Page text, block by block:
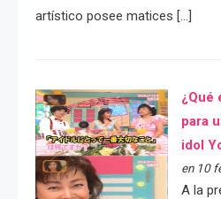
artístico posee matices […]
¿Qué
para
idol
en 10
A la